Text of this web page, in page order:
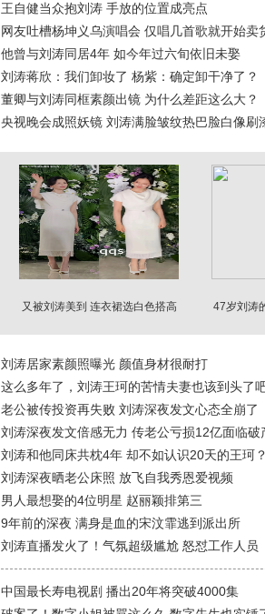
王自健当众抱刘涛 手放的位置成亮点
网友吐槽杨坤义乌演唱会 仅唱几首歌就开始卖
他曾与刘涛同居4年 如今年过六旬依旧未娶
刘涛蒋欣：我们卸妆了 杨紫：确定卸干净了？
董卿与刘涛同框素颜出镜 为什么差距这么大？
央视晚会成照妖镜 刘涛满脸皱纹热巴脸白像刷
又被刘涛美到 连衣裙选白色搭高
47岁刘涛
刘涛居家素颜照曝光 颜值身材很耐打
这么多年了，刘涛王珂的苦情夫妻也该到头了
老公被传投资再失败 刘涛深夜发文心态全崩了
刘涛深夜发文倍感无力 传老公亏损12亿面临破
刘涛和他同床共枕4年 却不如认识20天的王珂？
刘涛深夜晒老公床照 放飞自我秀恩爱视频
男人最想娶的4位明星 赵丽颖排第三
9年前的深夜 满身是血的宋汶霏逃到派出所
刘涛直播发火了！气氛超级尴尬 怒怼工作人员
中国最长寿电视剧 播出20年将突破4000集